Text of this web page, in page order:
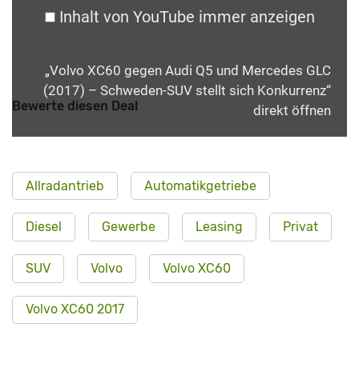
Inhalt von YouTube immer anzeigen
„Volvo XC60 gegen Audi Q5 und Mercedes GLC
(2017) – Schweden-SUV stellt sich Konkurrenz“
direkt öffnen
Bewerte diesen Deal
Allradantrieb Automatikgetriebe
Diesel Gewerbe Leasing Privat
SUV Volvo Volvo XC60
Volvo XC60 2017